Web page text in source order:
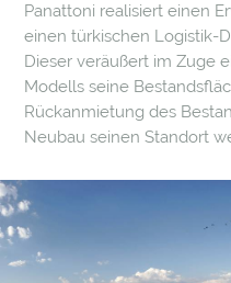
Panattoni realisiert einen
einen türkischen Logistik-
Dieser veräußert im Zuge
Modells seine
Rückanmietung des
Neubau seinen Standort